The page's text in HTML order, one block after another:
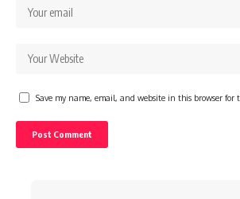
Save my name, email, and website in this browser for